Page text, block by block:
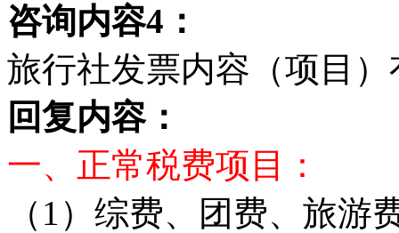
咨询内容4：
旅行社发票内容（项目
回复内容：
一、正常税费项目：
（1）综费、团费、旅